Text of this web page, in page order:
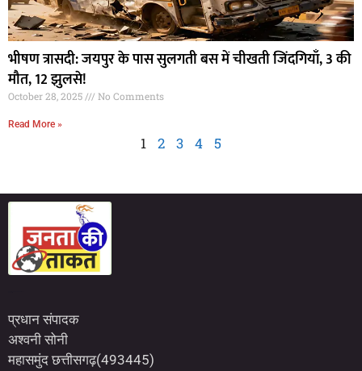
भीषण त्रासदी: जयपुर के पास सुलगती बस में चीखती जिंदगियाँ, 3 की
मौत, 12 झुलसे!
October 28, 2025 No Comments
Read More »
1 2 3 4 5
प्रधान संपादक
अश्वनी सोनी
महासमुंद छत्तीसगढ़(493445)